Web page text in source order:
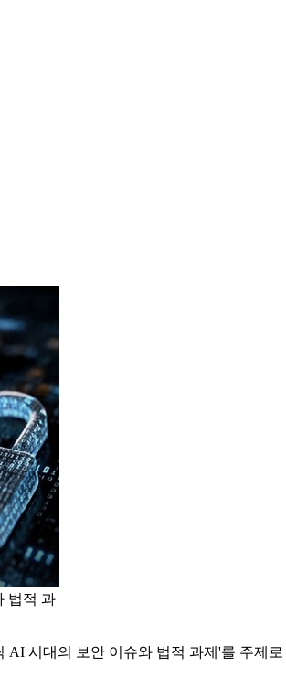
법적 과
시대의 보안 이슈와 법적 과제'를 주제